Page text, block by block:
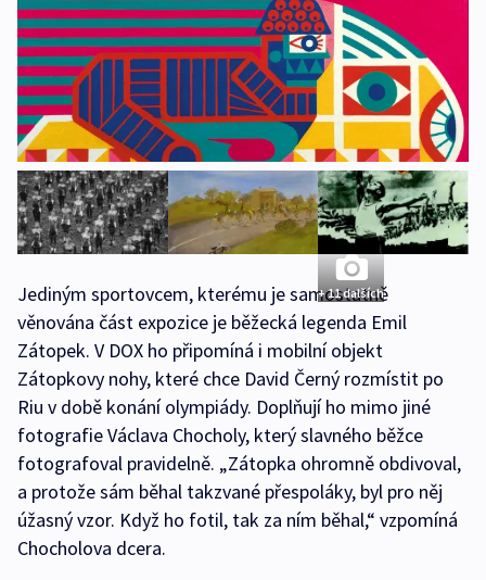
+ 11 dalších
Jediným sportovcem, kterému je samostatně
věnována část expozice je běžecká legenda Emil
Zátopek. V DOX ho připomíná i mobilní objekt
Zátopkovy nohy, které chce David Černý rozmístit po
Riu v době konání olympiády. Doplňují ho mimo jiné
fotografie Václava Chocholy, který slavného běžce
fotografoval pravidelně. „Zátopka ohromně obdivoval,
a protože sám běhal takzvané přespoláky, byl pro něj
úžasný vzor. Když ho fotil, tak za ním běhal,“ vzpomíná
Chocholova dcera.